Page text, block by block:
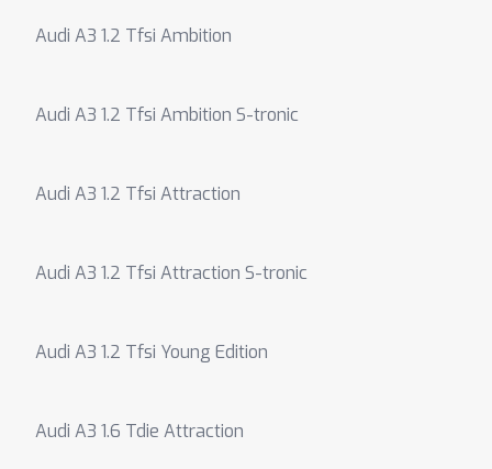
Audi A3 1.2 Tfsi Ambition
Audi A3 1.2 Tfsi Ambition S-tronic
Audi A3 1.2 Tfsi Attraction
Audi A3 1.2 Tfsi Attraction S-tronic
Audi A3 1.2 Tfsi Young Edition
Audi A3 1.6 Tdie Attraction